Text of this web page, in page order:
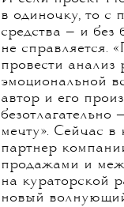
в одиночку, то с
средства — и
не справляется.
провести анализ
эмоциональной
автор и его
безотлагательно
мечту». Сейчас
партнер
продажами и
на кураторской
новый